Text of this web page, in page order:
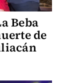
Beba
de